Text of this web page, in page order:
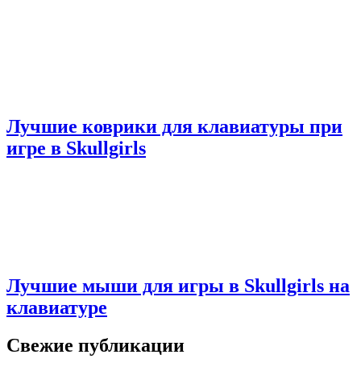
Лучшие коврики для клавиатуры при
игре в Skullgirls
Лучшие мыши для игры в Skullgirls на
клавиатуре
Свежие публикации